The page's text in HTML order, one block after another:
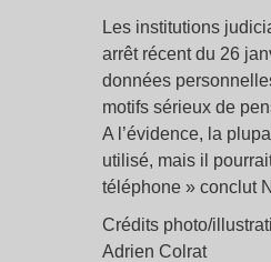
Les institutions
arrêt récent du 26
données
motifs sérieux de
A l’évidence, la
utilisé, mais il
téléphone » conclut
Crédits photo/
Adrien Colrat